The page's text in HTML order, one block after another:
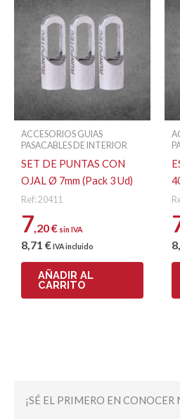
ACCESORIOS GUIAS
PASACABLES DE INTERIOR
SET DE PUNTAS CON
OJAL Ø 7mm (Pack 3 Ud)
Ref: 20411
7,20€ sin IVA
8,71 € IVA incluido
AÑADIR AL
CARRITO
8
¡SÉ EL PRIMERO EN CONOCER